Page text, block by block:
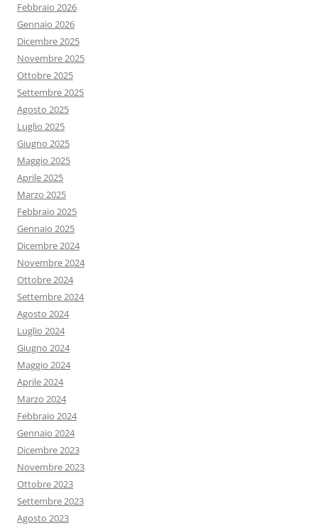
Febbraio 2026
Gennaio 2026
Dicembre 2025
Novembre 2025
Ottobre 2025
Settembre 2025
Agosto 2025
Luglio 2025
Giugno 2025
Maggio 2025
Aprile 2025
Marzo 2025
Febbraio 2025
Gennaio 2025
Dicembre 2024
Novembre 2024
Ottobre 2024
Settembre 2024
Agosto 2024
Luglio 2024
Giugno 2024
Maggio 2024
Aprile 2024
Marzo 2024
Febbraio 2024
Gennaio 2024
Dicembre 2023
Novembre 2023
Ottobre 2023
Settembre 2023
Agosto 2023